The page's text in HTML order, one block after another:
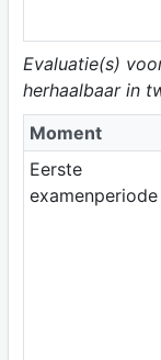
Evaluatie(s)
herhaalbaar in
Moment
Eerste
examenperiode